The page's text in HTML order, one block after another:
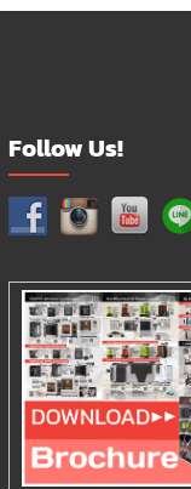
Follow Us!